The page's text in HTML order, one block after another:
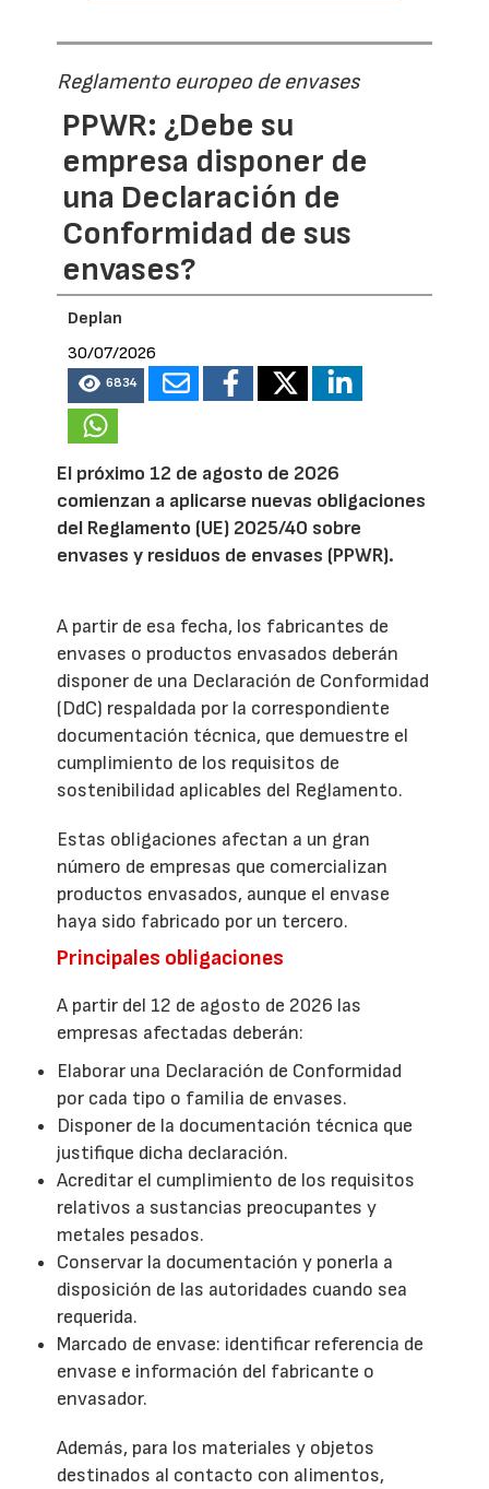
Reglamento europeo de envases
PPWR: ¿Debe su
empresa disponer de
una Declaración de
Conformidad de sus
envases?
Deplan
30/07/2026
6834
El próximo 12 de agosto de 2026
comienzan a aplicarse nuevas obligaciones
del Reglamento (UE) 2025/40 sobre
envases y residuos de envases (PPWR).
A partir de esa fecha, los fabricantes de
envases o productos envasados deberán
disponer de una Declaración de Conformidad
(DdC) respaldada por la correspondiente
documentación técnica, que demuestre el
cumplimiento de los requisitos de
sostenibilidad aplicables del Reglamento.
Estas obligaciones afectan a un gran
número de empresas que comercializan
productos envasados, aunque el envase
haya sido fabricado por un tercero.
Principales obligaciones
A partir del 12 de agosto de 2026 las
empresas afectadas deberán:
Elaborar una Declaración de Conformidad
por cada tipo o familia de envases.
Disponer de la documentación técnica que
justifique dicha declaración.
Acreditar el cumplimiento de los requisitos
relativos a sustancias preocupantes y
metales pesados.
Conservar la documentación y ponerla a
disposición de las autoridades cuando sea
requerida.
Marcado de envase: identificar referencia de
envase e información del fabricante o
envasador.
Además, para los materiales y objetos
destinados al contacto con alimentos,